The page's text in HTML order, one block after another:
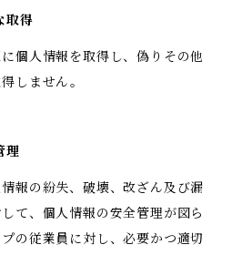
取得
個人情報を取得し、偽りその他
しません。
理
報の紛失、破壊、改ざん及び漏
て、個人情報の安全管理が図ら
の従業員に対し、必要かつ適切